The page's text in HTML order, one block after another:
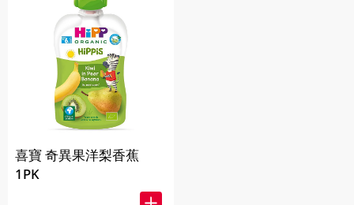
喜寶 奇異果洋梨香蕉
1PK